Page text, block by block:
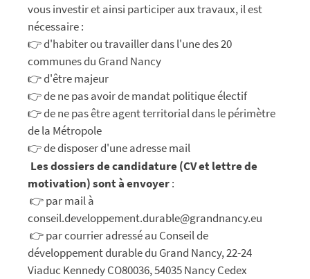
vous investir et ainsi participer aux travaux, il est
nécessaire :
👉 d'habiter ou travailler dans l'une des 20
communes du Grand Nancy
👉 d'être majeur
👉 de ne pas avoir de mandat politique électif
👉 de ne pas être agent territorial dans le périmètre
de la Métropole
👉 de disposer d'une adresse mail
Les dossiers de candidature (CV et lettre de
motivation) sont à envoyer:
👉 par mail à
conseil.developpement.durable@grandnancy.eu
👉 par courrier adressé au Conseil de
développement durable du Grand Nancy, 22-24
Viaduc Kennedy CO80036, 54035 Nancy Cedex